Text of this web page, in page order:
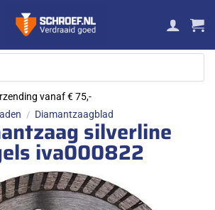
vanaf € 75,-
/ Diamantzaagblad
silverline
iva000822